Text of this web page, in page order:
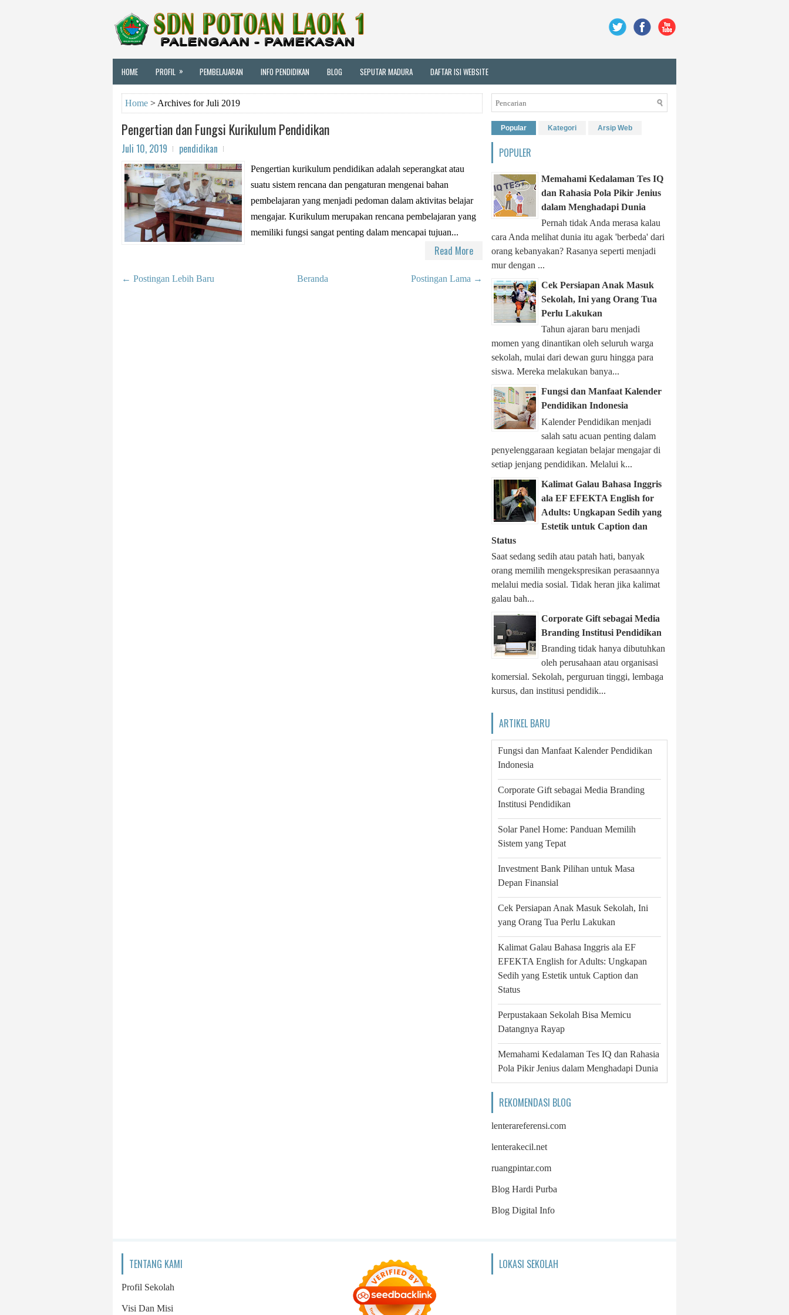
HOME PROFIL » PEMBELAJARAN INFO PENDIDIKAN BLOG SEPUTAR MADURA DAFTAR ISI WEBSITE
Home > Archives for Juli 2019
Pengertian dan Fungsi Kurikulum Pendidikan
Juli 10, 2019 pendidikan
Pengertian kurikulum pendidikan adalah seperangkat atau
suatu sistem rencana dan pengaturan mengenai bahan
pembelajaran yang menjadi pedoman dalam aktivitas belajar
mengajar. Kurikulum merupakan rencana pembelajaran yang
memiliki fungsi sangat penting dalam mencapai tujuan...
Read More
← Postingan Lebih Baru Postingan Lama →
Beranda
Popular Kategori Arsip Web
POPULER
Memahami Kedalaman Tes IQ
dan Rahasia Pola Pikir Jenius
dalam Menghadapi Dunia
Pernah tidak Anda merasa kalau
cara Anda melihat dunia itu agak 'berbeda' dari
orang kebanyakan? Rasanya seperti menjadi
mur dengan ...
Cek Persiapan Anak Masuk
Sekolah, Ini yang Orang Tua
Perlu Lakukan
Tahun ajaran baru menjadi
momen yang dinantikan oleh seluruh warga
sekolah, mulai dari dewan guru hingga para
siswa. Mereka melakukan banya...
Fungsi dan Manfaat Kalender
Pendidikan Indonesia
Kalender Pendidikan menjadi
salah satu acuan penting dalam
penyelenggaraan kegiatan belajar mengajar di
setiap jenjang pendidikan. Melalui k...
Kalimat Galau Bahasa Inggris
ala EF EFEKTA English for
Adults: Ungkapan Sedih yang
Estetik untuk Caption dan
Status
Saat sedang sedih atau patah hati, banyak
orang memilih mengekspresikan perasaannya
melalui media sosial. Tidak heran jika kalimat
galau bah...
Corporate Gift sebagai Media
Branding Institusi Pendidikan
Branding tidak hanya dibutuhkan
oleh perusahaan atau organisasi
komersial. Sekolah, perguruan tinggi, lembaga
kursus, dan institusi pendidik...
ARTIKEL BARU
Fungsi dan Manfaat Kalender Pendidikan
Indonesia
Corporate Gift sebagai Media Branding
Institusi Pendidikan
Solar Panel Home: Panduan Memilih
Sistem yang Tepat
Investment Bank Pilihan untuk Masa
Depan Finansial
Cek Persiapan Anak Masuk Sekolah, Ini
yang Orang Tua Perlu Lakukan
Kalimat Galau Bahasa Inggris ala EF
EFEKTA English for Adults: Ungkapan
Sedih yang Estetik untuk Caption dan
Status
Perpustakaan Sekolah Bisa Memicu
Datangnya Rayap
Memahami Kedalaman Tes IQ dan Rahasia
Pola Pikir Jenius dalam Menghadapi Dunia
REKOMENDASI BLOG
lenterareferensi.com
lenterakecil.net
ruangpintar.com
Blog Hardi Purba
Blog Digital Info
TENTANG KAMI
Profil Sekolah
Visi Dan Misi
LOKASI SEKOLAH